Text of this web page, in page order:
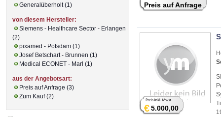
Preis auf Anfrage
€5.000,00
Generalüberholt (1)
von diesem Hersteller:
Siemens - Healthcare Sector - Erlangen
(2)
pixamed - Potsdam (1)
Josef Betschart - Brunnen (1)
Medical ECONET - Marl (1)
aus der Angebotsart:
Preis auf Anfrage (3)
Zum Kauf (2)